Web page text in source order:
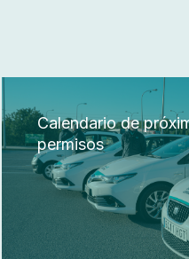
Calendario de
permisos